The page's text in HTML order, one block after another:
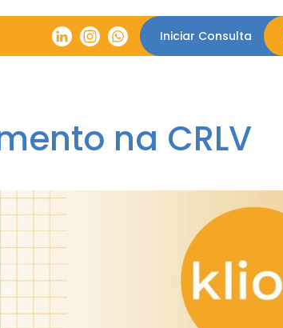
Iniciar Consulta
na CRLV